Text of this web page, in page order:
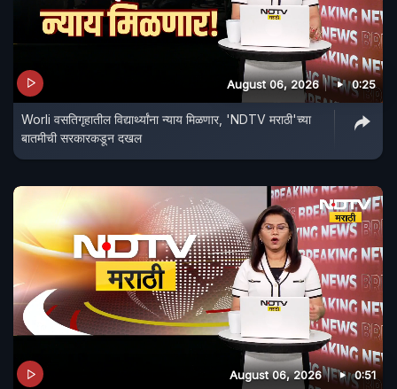
August 06, 2026 0:25
Worli वसतिगृहातील विद्यार्थ्यांना न्याय मिळणार, 'NDTV मराठी'च्या
बातमीची सरकारकडून दखल
August 06, 2026 0:51